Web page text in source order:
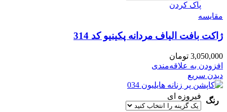
پاک کردن
مقایسه
ژاکت بافت الیاف مردانه پکینیو کد 314
3,050,000 تومان
افزودن به علاقه‌مندی
دیدن سریع
رنگ
فیروزه ای